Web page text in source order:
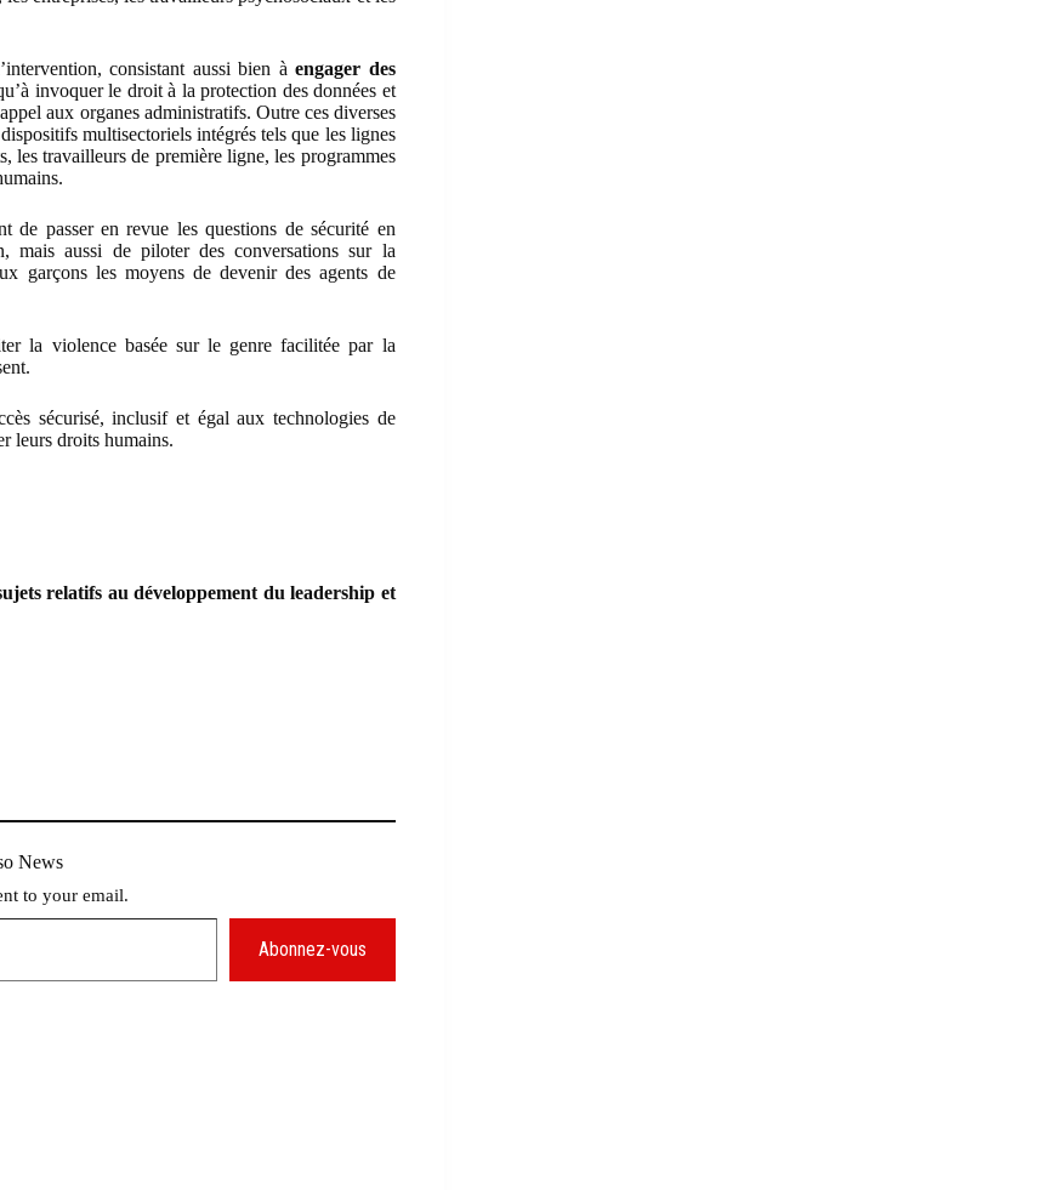
consistant aussi bien àengager des
invoquer le droit à la protection des données et
aux organes administratifs. Outre ces diverses
multisectoriels intégrés tels que les lignes
les travailleurs de première ligne, les programmes
de passer en revue les questions de sécurité en
aussi de piloter des conversations sur la
garçons les moyens de devenir des agents de
la violence basée sur le genre facilitée par la
sécurisé, inclusif et égal aux technologies de
leurs droits humains.
relatifs au développement du leadership et
News
to your email.
Abonnez-vous